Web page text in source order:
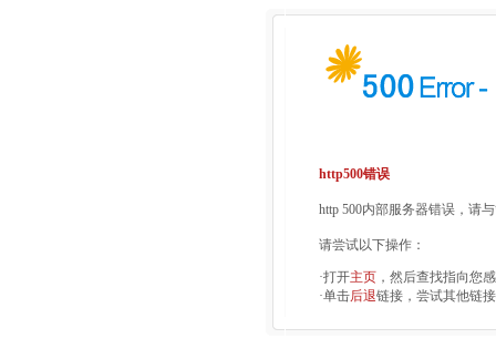
http500错误
http 500内部服务器错误，请
请尝试以下操作：
·打开主页 ，然后查找指向您
·单击后退链接，尝试其他链